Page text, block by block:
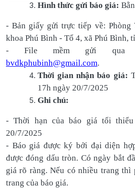
Hình thức gửi báo giá:
- Bản giấy gửi trực tiếp về: Phòng
khoa Phú Bình - Tổ 4, xã Phú Bình,
- File mềm gửi qua
bvdkphubinh@gmail.com.
Thời gian nhận báo giá:
17h ngày 20/7/2025
Ghi chú:
- Thời hạn của báo giá tối
20/7/2025
- Báo giá được ký bởi đại diện
được đóng dấu tròn. Có ngày bắt
giá rõ ràng. Nếu có nhiều trang thì
trang của báo giá.